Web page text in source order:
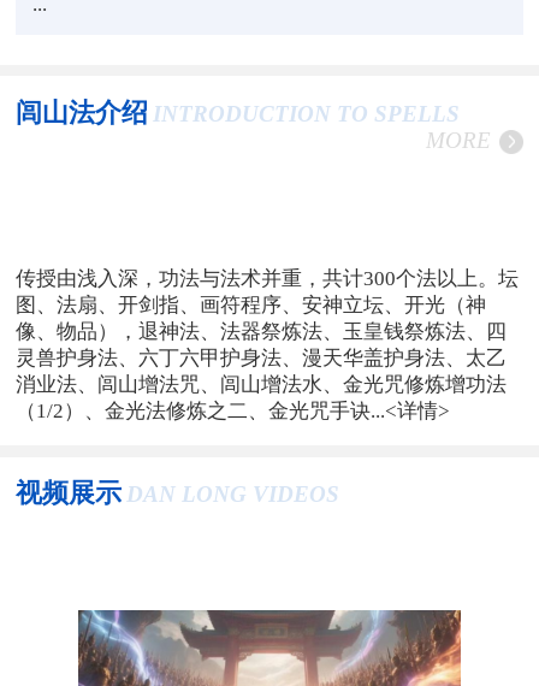
闾山法介绍 INTRODUCTION TO SPELLS
MORE
传授由浅入深，功法与法术并重，共计300个法以上。坛
图、法扇、开剑指、画符程序、安神立坛、开光（神
像、物品），退神法、法器祭炼法、玉皇钱祭炼法、四
灵兽护身法、六丁六甲护身法、漫天华盖护身法、太乙
消业法、闾山增法咒、闾山增法水、金光咒修炼增功法
（1/2）、金光法修炼之二、金光咒手诀...<详情>
视频展示 DAN LONG VIDEOS